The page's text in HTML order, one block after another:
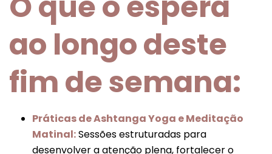
ao longo deste
fim de semana:
Práticas de Ashtanga Yoga e Meditação
Matinal:Sessões estruturadas para
desenvolver a atenção plena, fortalecer o